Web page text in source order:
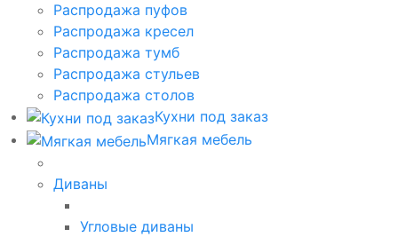
Распродажа пуфов
Распродажа кресел
Распродажа тумб
Распродажа стульев
Распродажа столов
Кухни под заказ
Мягкая мебель
Диваны
Угловые диваны